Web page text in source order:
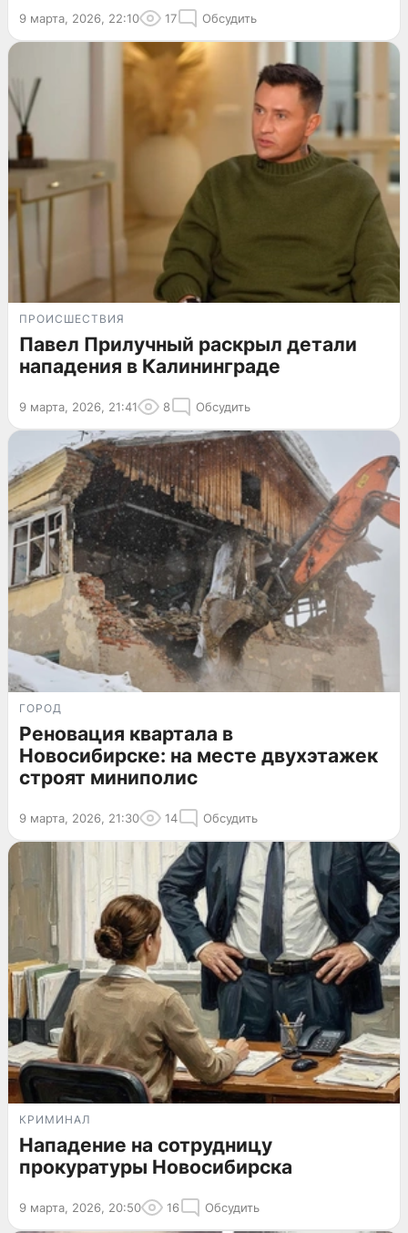
9 марта, 2026, 22:10 17 Обсудить
ПРОИСШЕСТВИЯ
Павел Прилучный раскрыл детали
нападения в Калининграде
9 марта, 2026, 21:41 8 Обсудить
ГОРОД
Реновация квартала в
Новосибирске: на месте двухэтажек
строят миниполис
9 марта, 2026, 21:30 14 Обсудить
КРИМИНАЛ
Нападение на сотрудницу
прокуратуры Новосибирска
9 марта, 2026, 20:50 16 Обсудить